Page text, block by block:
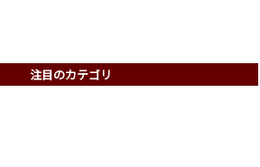
注目のカテゴリ